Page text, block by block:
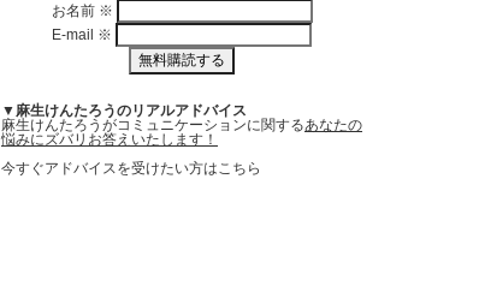
お名前 ※
E-mail ※
▼麻生けんたろうのリアルアドバイス
麻生けんたろうがコミュニケーションに関するあなたの
悩みにズバリお答えいたします！
今すぐアドバイスを受けたい方はこちら